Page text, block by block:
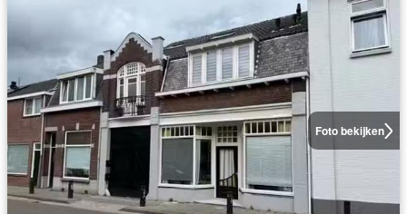
Foto bekijken